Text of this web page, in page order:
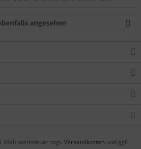
angesehen
Mehrwertsteuer zzgl. Versandkosten und ggf.